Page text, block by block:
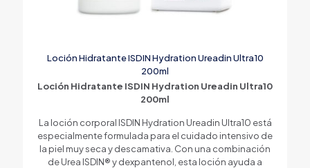
Loción Hidratante ISDIN Hydration Ureadin Ultra10
200ml
Loción Hidratante ISDIN Hydration Ureadin Ultra10
200ml
La loción corporal ISDIN Hydration Ureadin Ultra10 está
especialmente formulada para el cuidado intensivo de
la piel muy seca y descamativa. Con una combinación
de Urea ISDIN® y dexpantenol, esta loción ayuda a